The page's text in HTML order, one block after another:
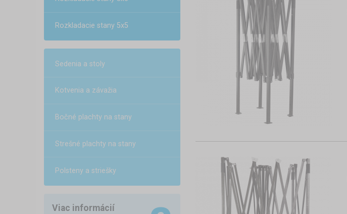
Rozkladacie stany 5x5
Sedenia a stoly
Kotvenia a závažia
Bočné plachty na stany
Strešné plachty na stany
Polsteny a striešky
Viac informácií